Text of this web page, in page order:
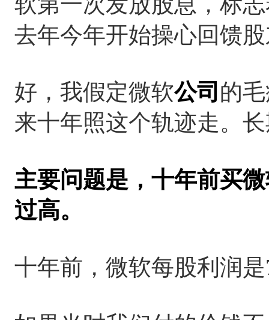
去年今年开始操心回馈
好，我假定微软公司 的
来十年照这个轨迹走。
主要问题是，十年前买
过高。
十年前，微软每股利润